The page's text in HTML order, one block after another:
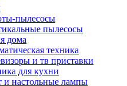
пылесосы
пылесосы
дома
техника
и тв приставки
для кухни
и настольные лампы